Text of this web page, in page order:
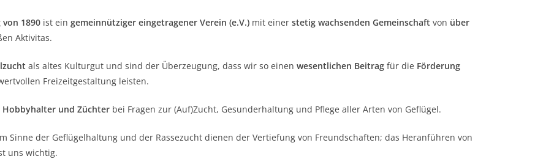
1890 ist ein gemeinnütziger eingetragener Verein (e.V.) mit einer stetig wachsenden Gemeinschaft von über
Aktivitas.
als altes Kulturgut und sind der Überzeugung, dass wir so einen wesentlichen Beitrag für die Förderung
Freizeitgestaltung leisten.
Hobbyhalter und Züchter bei Fragen zur (Auf)Zucht, Gesunderhaltung und Pflege aller Arten von Geflügel.
der Geflügelhaltung und der Rassezucht dienen der Vertiefung von Freundschaften; das Heranführen von
uns wichtig.